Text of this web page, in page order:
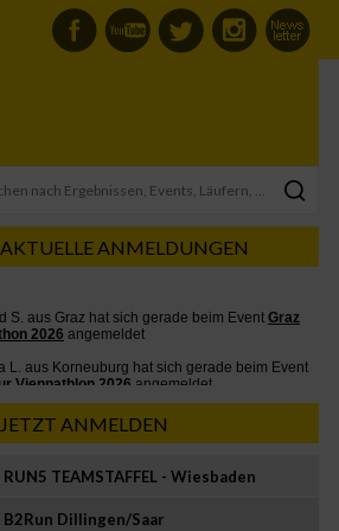
AKTUELLE ANMELDUNGEN
JETZT ANMELDEN
RUN5 TEAMSTAFFEL - Wiesbaden
B2Run Dillingen/Saar